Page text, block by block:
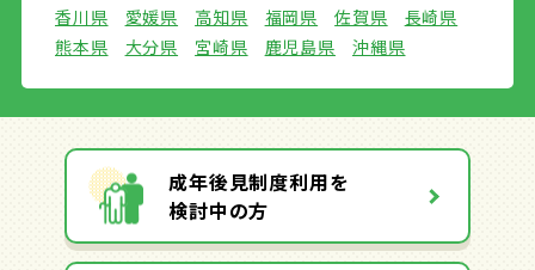
香川県
愛媛県 高知県 福岡県 佐賀県
長崎県
熊本県
大分県 宮崎県 鹿児島県 沖縄県
成年後見制度利用を
検討中の方